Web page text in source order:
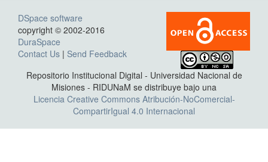
DSpace software
copyright © 2002-2016
DuraSpace
Contact Us | Send Feedback
Repositorio Institucional Digital - Universidad Nacional de
Misiones - RIDUNaM se distribuye bajo una
Licencia Creative Commons Atribución-NoComercial-
CompartirIgual 4.0 Internacional